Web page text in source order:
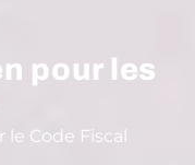
pour les
Code Fiscal